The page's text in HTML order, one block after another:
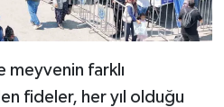
meyvenin farklı
fideler, her yıl olduğu